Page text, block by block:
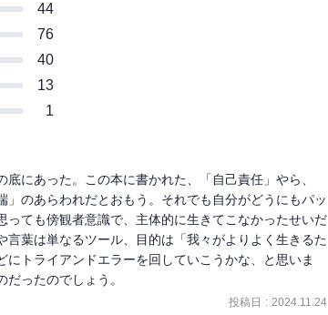
ム」への対抗策になるか
勝間和代は自分の話しかしない／教養×スキルアップ
け入れられた必然／ファスト教養に欠落しているもの
タビュー２ 大企業で自問自答する二〇代
点で読み解く『花束みたいな恋をした』／ＡＫＢ48と
テインメント」の先に何を見出すか
のぞいているのだ／リベラルアーツとしての雑談、思
44
76
40
13
1
にあった。この本に書かれた、「自己責任」やら、
」のあらわれだとおもう。それでも自分がどうにもパッ
ても傍観者意識で、主体的に生きてこなかったせいだ
葉は単なるツール、目的は「我々がよりよく生きるた
トライアンドエラーを回していこうかな、と思いま
ったのでしょう。
投稿日 : 2024.11.24